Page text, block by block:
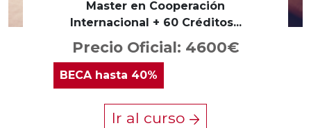
Master en Cooperación
Internacional + 60 Créditos...
Precio Oficial: 4600€
BECAhasta 40%
Ir al curso